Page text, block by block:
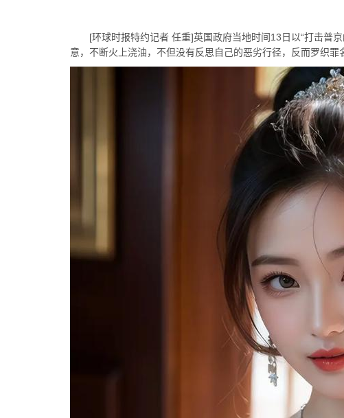
[环球时报特约记者 任重]英国政府当地时间13日以“打击普京
意，不断火上浇油，不但没有反思自己的恶劣行径，反而罗织